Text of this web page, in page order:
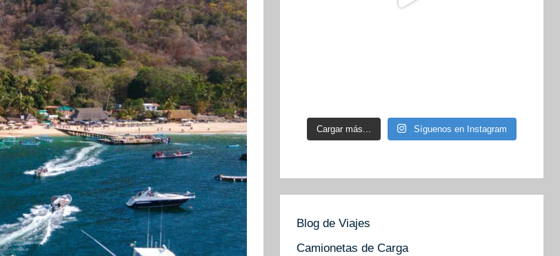
Cargar más... Síguenos en Instagram
Blog de Viajes
Camionetas de Carga